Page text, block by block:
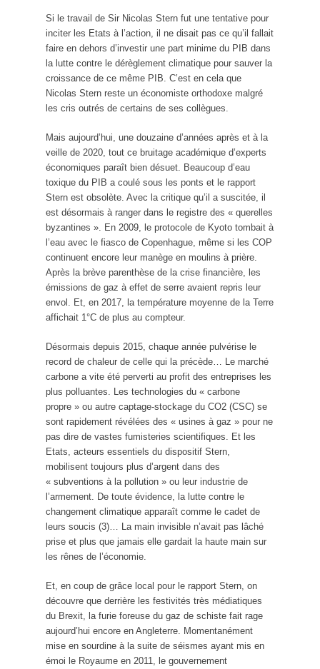
Si le travail de Sir Nicolas Stern fut une tentative pour
inciter les Etats à l’action, il ne disait pas ce qu’il fallait
faire en dehors d’investir une part minime du PIB dans
la lutte contre le dérèglement climatique pour sauver la
croissance de ce même PIB. C’est en cela que
Nicolas Stern reste un économiste orthodoxe malgré
les cris outrés de certains de ses collègues.
Mais aujourd’hui, une douzaine d’années après et à la
veille de 2020, tout ce bruitage académique d’experts
économiques paraît bien désuet. Beaucoup d’eau
toxique du PIB a coulé sous les ponts et le rapport
Stern est obsolète. Avec la critique qu’il a suscitée, il
est désormais à ranger dans le registre des « querelles
byzantines ». En 2009, le protocole de Kyoto tombait à
l’eau avec le fiasco de Copenhague, même si les COP
continuent encore leur manège en moulins à prière.
Après la brève parenthèse de la crise financière, les
émissions de gaz à effet de serre avaient repris leur
envol. Et, en 2017, la température moyenne de la Terre
affichait 1°C de plus au compteur.
Désormais depuis 2015, chaque année pulvérise le
record de chaleur de celle qui la précède… Le marché
carbone a vite été perverti au profit des entreprises les
plus polluantes. Les technologies du « carbone
propre » ou autre captage-stockage du CO2 (CSC) se
sont rapidement révélées des « usines à gaz » pour ne
pas dire de vastes fumisteries scientifiques. Et les
Etats, acteurs essentiels du dispositif Stern,
mobilisent toujours plus d’argent dans des
« subventions à la pollution » ou leur industrie de
l’armement. De toute évidence, la lutte contre le
changement climatique apparaît comme le cadet de
leurs soucis (3)… La main invisible n’avait pas lâché
prise et plus que jamais elle gardait la haute main sur
les rênes de l’économie.
Et, en coup de grâce local pour le rapport Stern, on
découvre que derrière les festivités très médiatiques
du Brexit, la furie foreuse du gaz de schiste fait rage
aujourd’hui encore en Angleterre. Momentanément
mise en sourdine à la suite de séismes ayant mis en
émoi le Royaume en 2011, le gouvernement